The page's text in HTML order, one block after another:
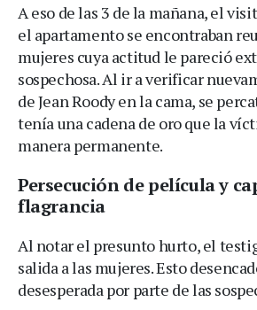
A eso de las 3 de la mañana, el
el apartamento se encontraban
mujeres cuya actitud le pareció
sospechosa. Al ir a verificar
de Jean Roody en la cama, se
tenía una cadena de oro que la
manera permanente.
Persecución de película y
flagrancia
Al notar el presunto hurto, el
salida a las mujeres. Esto
desesperada por parte de las